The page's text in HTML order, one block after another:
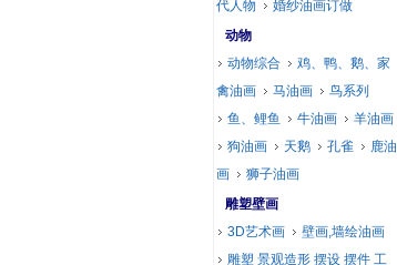
代人物
婚纱油画订做
动物
动物综合
鸡、鸭、鹅、家
禽油画
马油画
鸟系列
鱼、鲤鱼
牛油画
羊油画
狗油画
天鹅 孔雀
鹿油
画
狮子油画
雕塑壁画
3D艺术画
壁画,墙绘油画
雕塑 景观造形 摆设 摆件 工